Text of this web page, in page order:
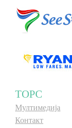
ТОРС
Мултимедија
Контакт